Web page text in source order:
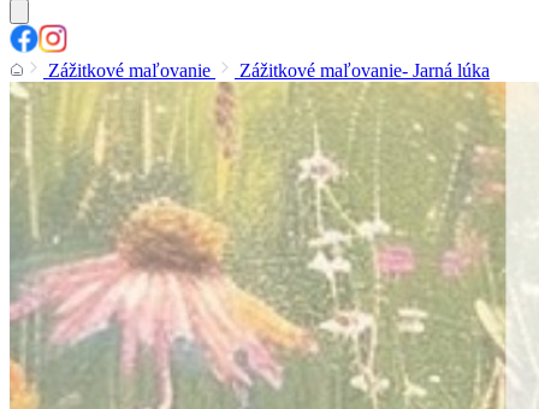
Zážitkové maľovanie Zážitkové maľovanie- Jarná lúka